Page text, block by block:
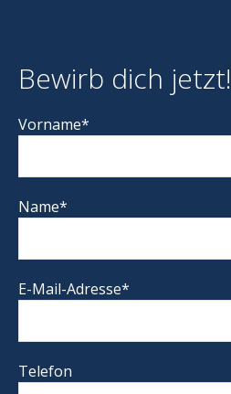
Bewirb dich jetzt!
Vorname*
Name*
E-Mail-Adresse*
Telefon